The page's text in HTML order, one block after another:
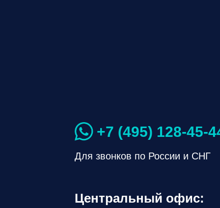
Для звонков по России и СНГ
+7 (495) 128-45-
Центральный офис: